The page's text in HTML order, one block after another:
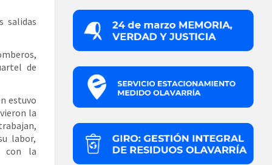
salidas
de
estuvo
la
labor,
con la